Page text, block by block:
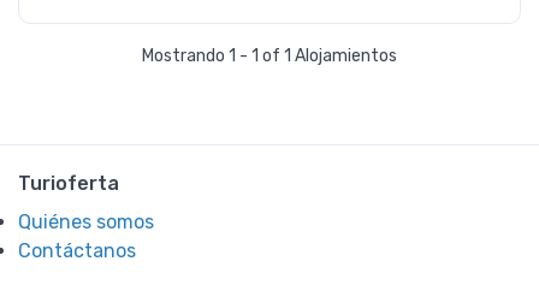
Mostrando 1 - 1 of 1 Alojamientos
Turioferta
Quiénes somos
Contáctanos